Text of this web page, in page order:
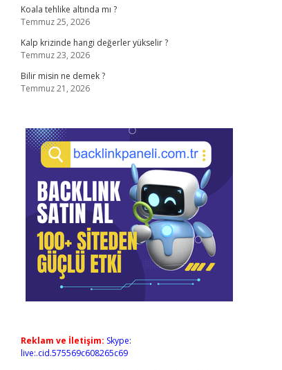
Koala tehlike altında mı ?
Temmuz 25, 2026
Kalp krizinde hangi değerler yükselir ?
Temmuz 23, 2026
Bilir misin ne demek ?
Temmuz 21, 2026
Reklam ve İletişim: Skype:
live:.cid.575569c608265c69